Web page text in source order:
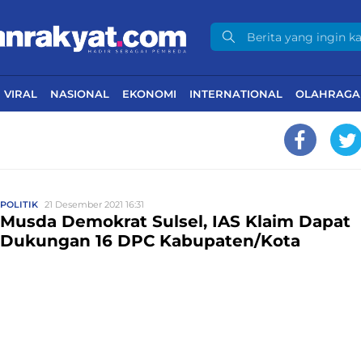
VIRAL NASIONAL EKONOMI INTERNATIONAL OLAHRAGA
POLITIK 21 Desember 2021 16:31
Musda Demokrat Sulsel, IAS Klaim Dapat
Dukungan 16 DPC Kabupaten/Kota